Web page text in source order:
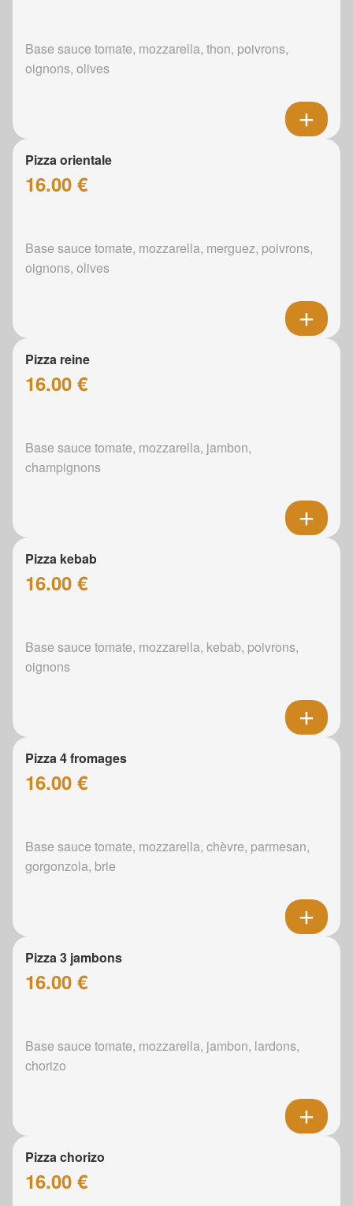
Base sauce tomate, mozzarella, thon, poivrons,
oignons, olives
Pizza orientale
16.00 €
Base sauce tomate, mozzarella, merguez, poivrons,
oignons, olives
Pizza reine
16.00 €
Base sauce tomate, mozzarella, jambon,
champignons
Pizza kebab
16.00 €
Base sauce tomate, mozzarella, kebab, poivrons,
oignons
Pizza 4 fromages
16.00 €
Base sauce tomate, mozzarella, chèvre, parmesan,
gorgonzola, brie
Pizza 3 jambons
16.00 €
Base sauce tomate, mozzarella, jambon, lardons,
chorizo
Pizza chorizo
16.00 €